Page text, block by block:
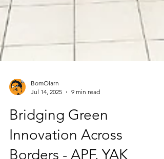
BomOlarn
Jul 14, 2025
9 min read